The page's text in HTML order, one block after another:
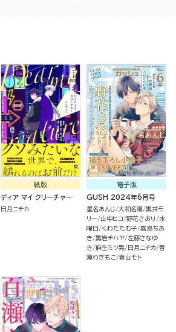
紙版
ディア マイ クリーチャー
日月ニチカ
電子版
GUSH 2024年6月号
星名あんじ 大和名瀬 黒井モ
リー
山中ヒコ 野花さおり
水
曜日
くわたたむ子 嘉島ちあ
き 黒岩チハヤ 左藤さなゆ
き 麻生ミツ晃 日月ニチカ 吾
瀬わぎもこ 春山モト